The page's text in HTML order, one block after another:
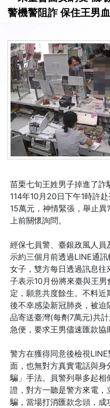
警機警阻詐 保住王男
苗栗七旬王姓男子掉進了
114年10月20日下午1時許
15萬元，神情緊張，舉止
上前關懷詢問。
經保七員警、臺銀政風人
示約三個月前透過LINE通
女子，雙方每日透過訊息
子表示10月份將來臺與王
定，願意共度餘生。不料
後不幸感染新冠肺炎，被
品寄送臺灣(每劑7萬元)共
急便，要求王男儘速匯款協
警方在獲得同意後檢視
面，也無對方真實電話與
騙」手法。員警列舉多起
證，對方一聽是警方來電
騙，當場打消匯款念頭，成